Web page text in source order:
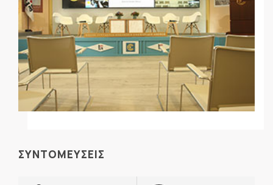
ΣΥΝΤΟΜΕΥΣΕΙΣ